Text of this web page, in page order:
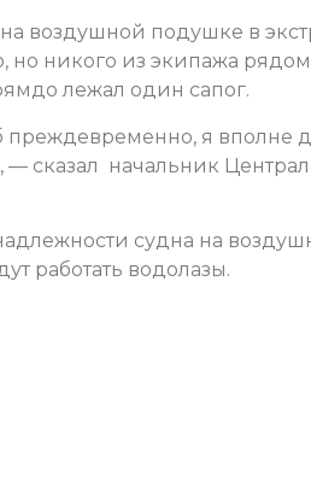
воздушной подушке в
но никого из экипажа
лежал один сапог.
преждевременно, я вполне
— сказал начальник
судна на
работать водолазы.